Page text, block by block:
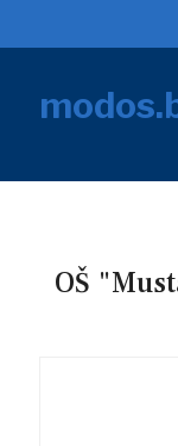
OŠ